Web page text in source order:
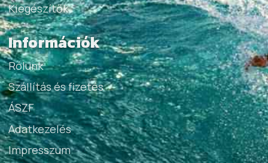
Kiegészítők
Információk
Rólunk
Szállítás és fizetés
ÁSZF
Adatkezelés
Impresszum